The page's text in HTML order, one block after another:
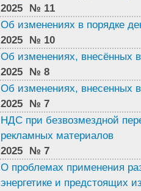
2025 № 11
Об изменениях в порядке
2025 № 10
Oб изменениях,
2025 № 8
Об изменениях, внесенных
2025 № 7
НДС при безвозмездной
рекламных материалов
2025 № 7
O проблемах применения
энергетике и предстоящих